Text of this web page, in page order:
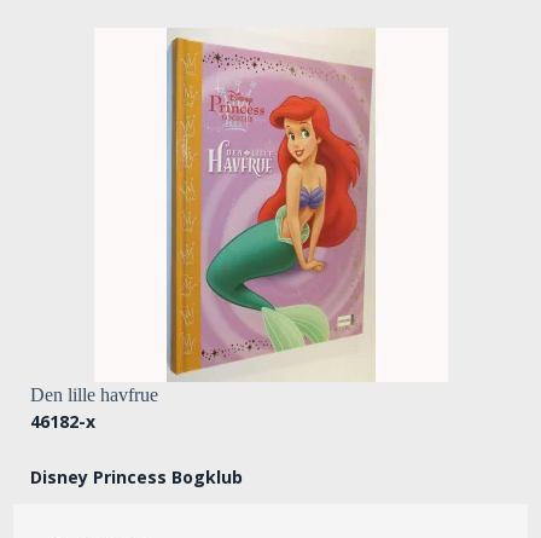
Den lille havfrue
46182-x
Disney Princess Bogklub